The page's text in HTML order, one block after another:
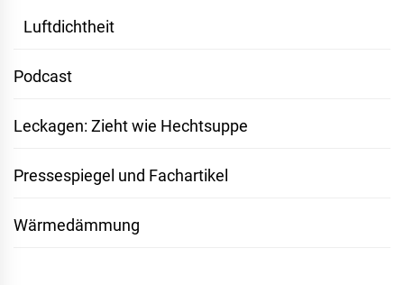
Luftdichtheit
Podcast
Leckagen: Zieht wie Hechtsuppe
Pressespiegel und Fachartikel
Wärmedämmung